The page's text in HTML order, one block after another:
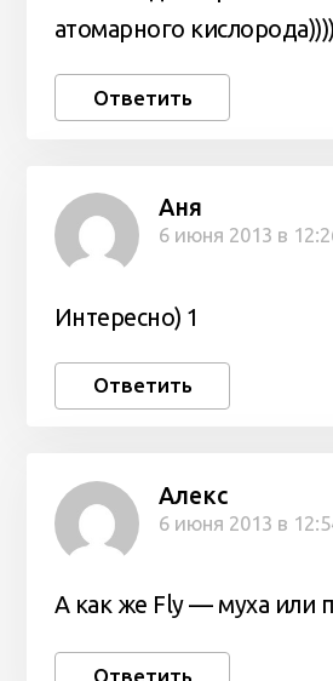
атомарного
Ответить
Аня
6 июня 2013 в
Интересно) 1
Ответить
Алекс
6 июня 2013 в
А как же Fly — муха или
Ответить